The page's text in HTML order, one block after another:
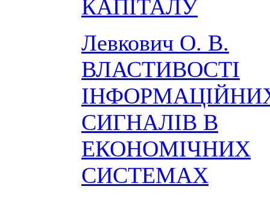
КАПІТАЛУ
Левкович О. В.
ВЛАСТИВОСТІ
СИГНАЛІВ В
ЕКОНОМІЧНИХ
СИСТЕМАХ